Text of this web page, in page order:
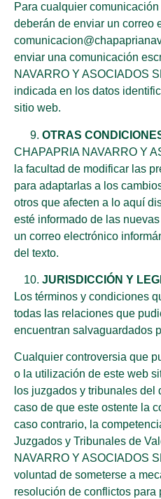
Para cualquier
deberán de enviar un correo
enviar una comunicación
NAVARRO Y ASOCIADOS
indicada en los datos
sitio web.
OTRAS
CHAPAPRIA NAVARRO Y
la facultad de modificar las
para adaptarlas a los
otros que afecten a lo aquí
esté informado de las
un correo electrónico
del texto.
JURISDICCIÓN Y
Los términos y condiciones
todas las relaciones que
encuentran salvaguardados
Cualquier controversia que
o la utilización de este web
los juzgados y tribunales
caso de que este ostente la
caso contrario, la
Juzgados y Tribunales de
NAVARRO Y ASOCIADOS
voluntad de someterse a
resolución de conflictos para